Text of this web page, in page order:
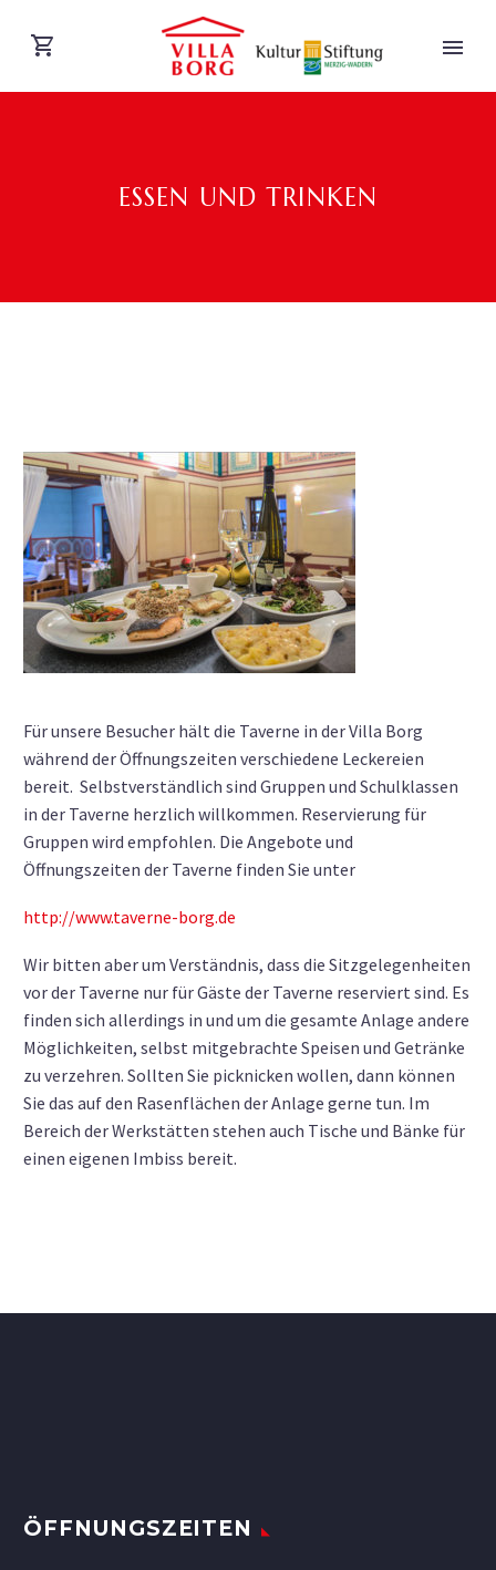
ESSEN UND TRINKEN
Für unsere Besucher hält die Taverne in der Villa Borg
während der Öffnungszeiten verschiedene Leckereien
bereit. Selbstverständlich sind Gruppen und Schulklassen
in der Taverne herzlich willkommen. Reservierung für
Gruppen wird empfohlen. Die Angebote und
Öffnungszeiten der Taverne finden Sie unter
http://www.taverne-borg.de
Wir bitten aber um Verständnis, dass die Sitzgelegenheiten
vor der Taverne nur für Gäste der Taverne reserviert sind. Es
finden sich allerdings in und um die gesamte Anlage andere
Möglichkeiten, selbst mitgebrachte Speisen und Getränke
zu verzehren. Sollten Sie picknicken wollen, dann können
Sie das auf den Rasenflächen der Anlage gerne tun. Im
Bereich der Werkstätten stehen auch Tische und Bänke für
einen eigenen Imbiss bereit.
ÖFFNUNGSZEITEN